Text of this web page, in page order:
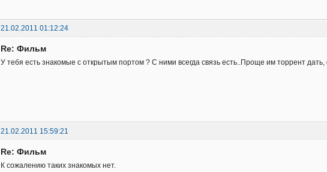
21.02.2011 01:12:24
Re: Фильм
У тебя есть знакомые с открытым портом ? С ними всегда связь есть..Проще им торрент
21.02.2011 15:59:21
Re: Фильм
К сожалению таких знакомых нет.